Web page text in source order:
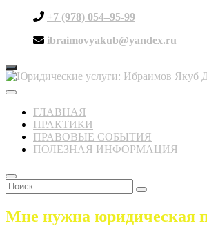
+7 (978) 054–95-99
ibraimovyakub@yandex.ru
Toggle
navigation
ГЛАВНАЯ
ПРАКТИКИ
ПРАВОВЫЕ СОБЫТИЯ
ПОЛЕЗНАЯ ИНФОРМАЦИЯ
Мне нужна юридическая